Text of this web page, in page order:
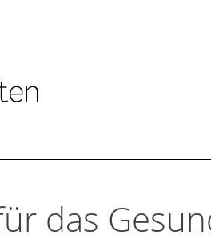
Anspruch an Architektur.
das